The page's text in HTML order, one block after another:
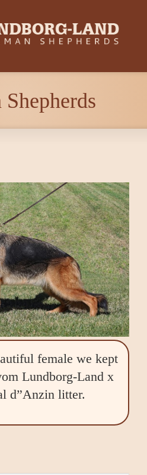
female we kept
Lundborg-Land x
d”Anzin litter.